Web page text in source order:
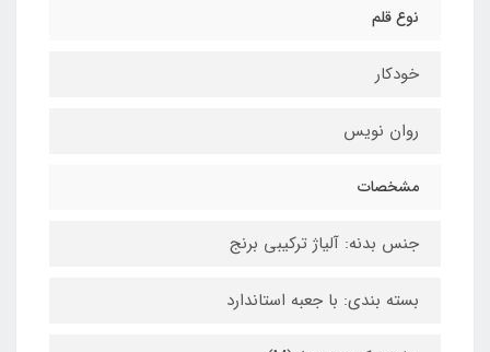
نوع قلم
خودکار
روان نویس
مشخصات
جنس بدنه: آلیاژ ترکیبی برنج
بسته بندی: با جعبه استاندارد